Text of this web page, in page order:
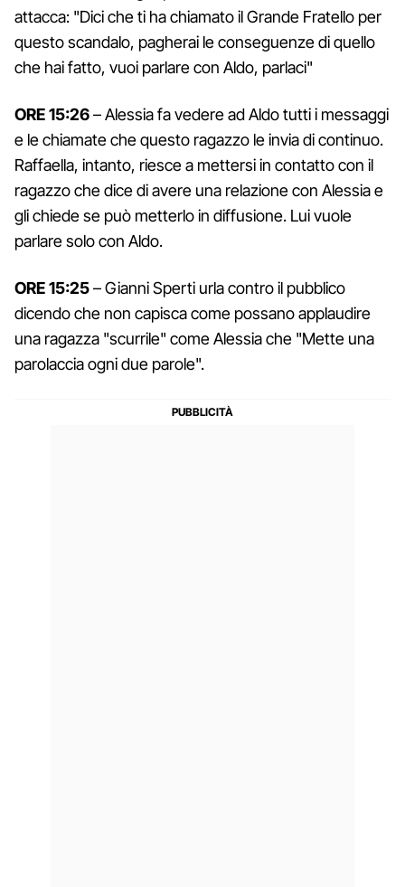
attacca: "Dici che ti ha chiamato il Grande Fratello per
questo scandalo, pagherai le conseguenze di quello
che hai fatto, vuoi parlare con Aldo, parlaci"
ORE 15:26– Alessia fa vedere ad Aldo tutti i messaggi
e le chiamate che questo ragazzo le invia di continuo.
Raffaella, intanto, riesce a mettersi in contatto con il
ragazzo che dice di avere una relazione con Alessia e
gli chiede se può metterlo in diffusione. Lui vuole
parlare solo con Aldo.
ORE 15:25– Gianni Sperti urla contro il pubblico
dicendo che non capisca come possano applaudire
una ragazza "scurrile" come Alessia che "Mette una
parolaccia ogni due parole".